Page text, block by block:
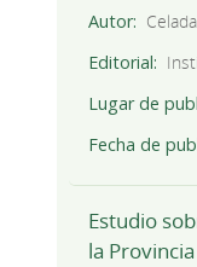
Autor
Editorial
Lugar de
Fecha de
Estudio
la